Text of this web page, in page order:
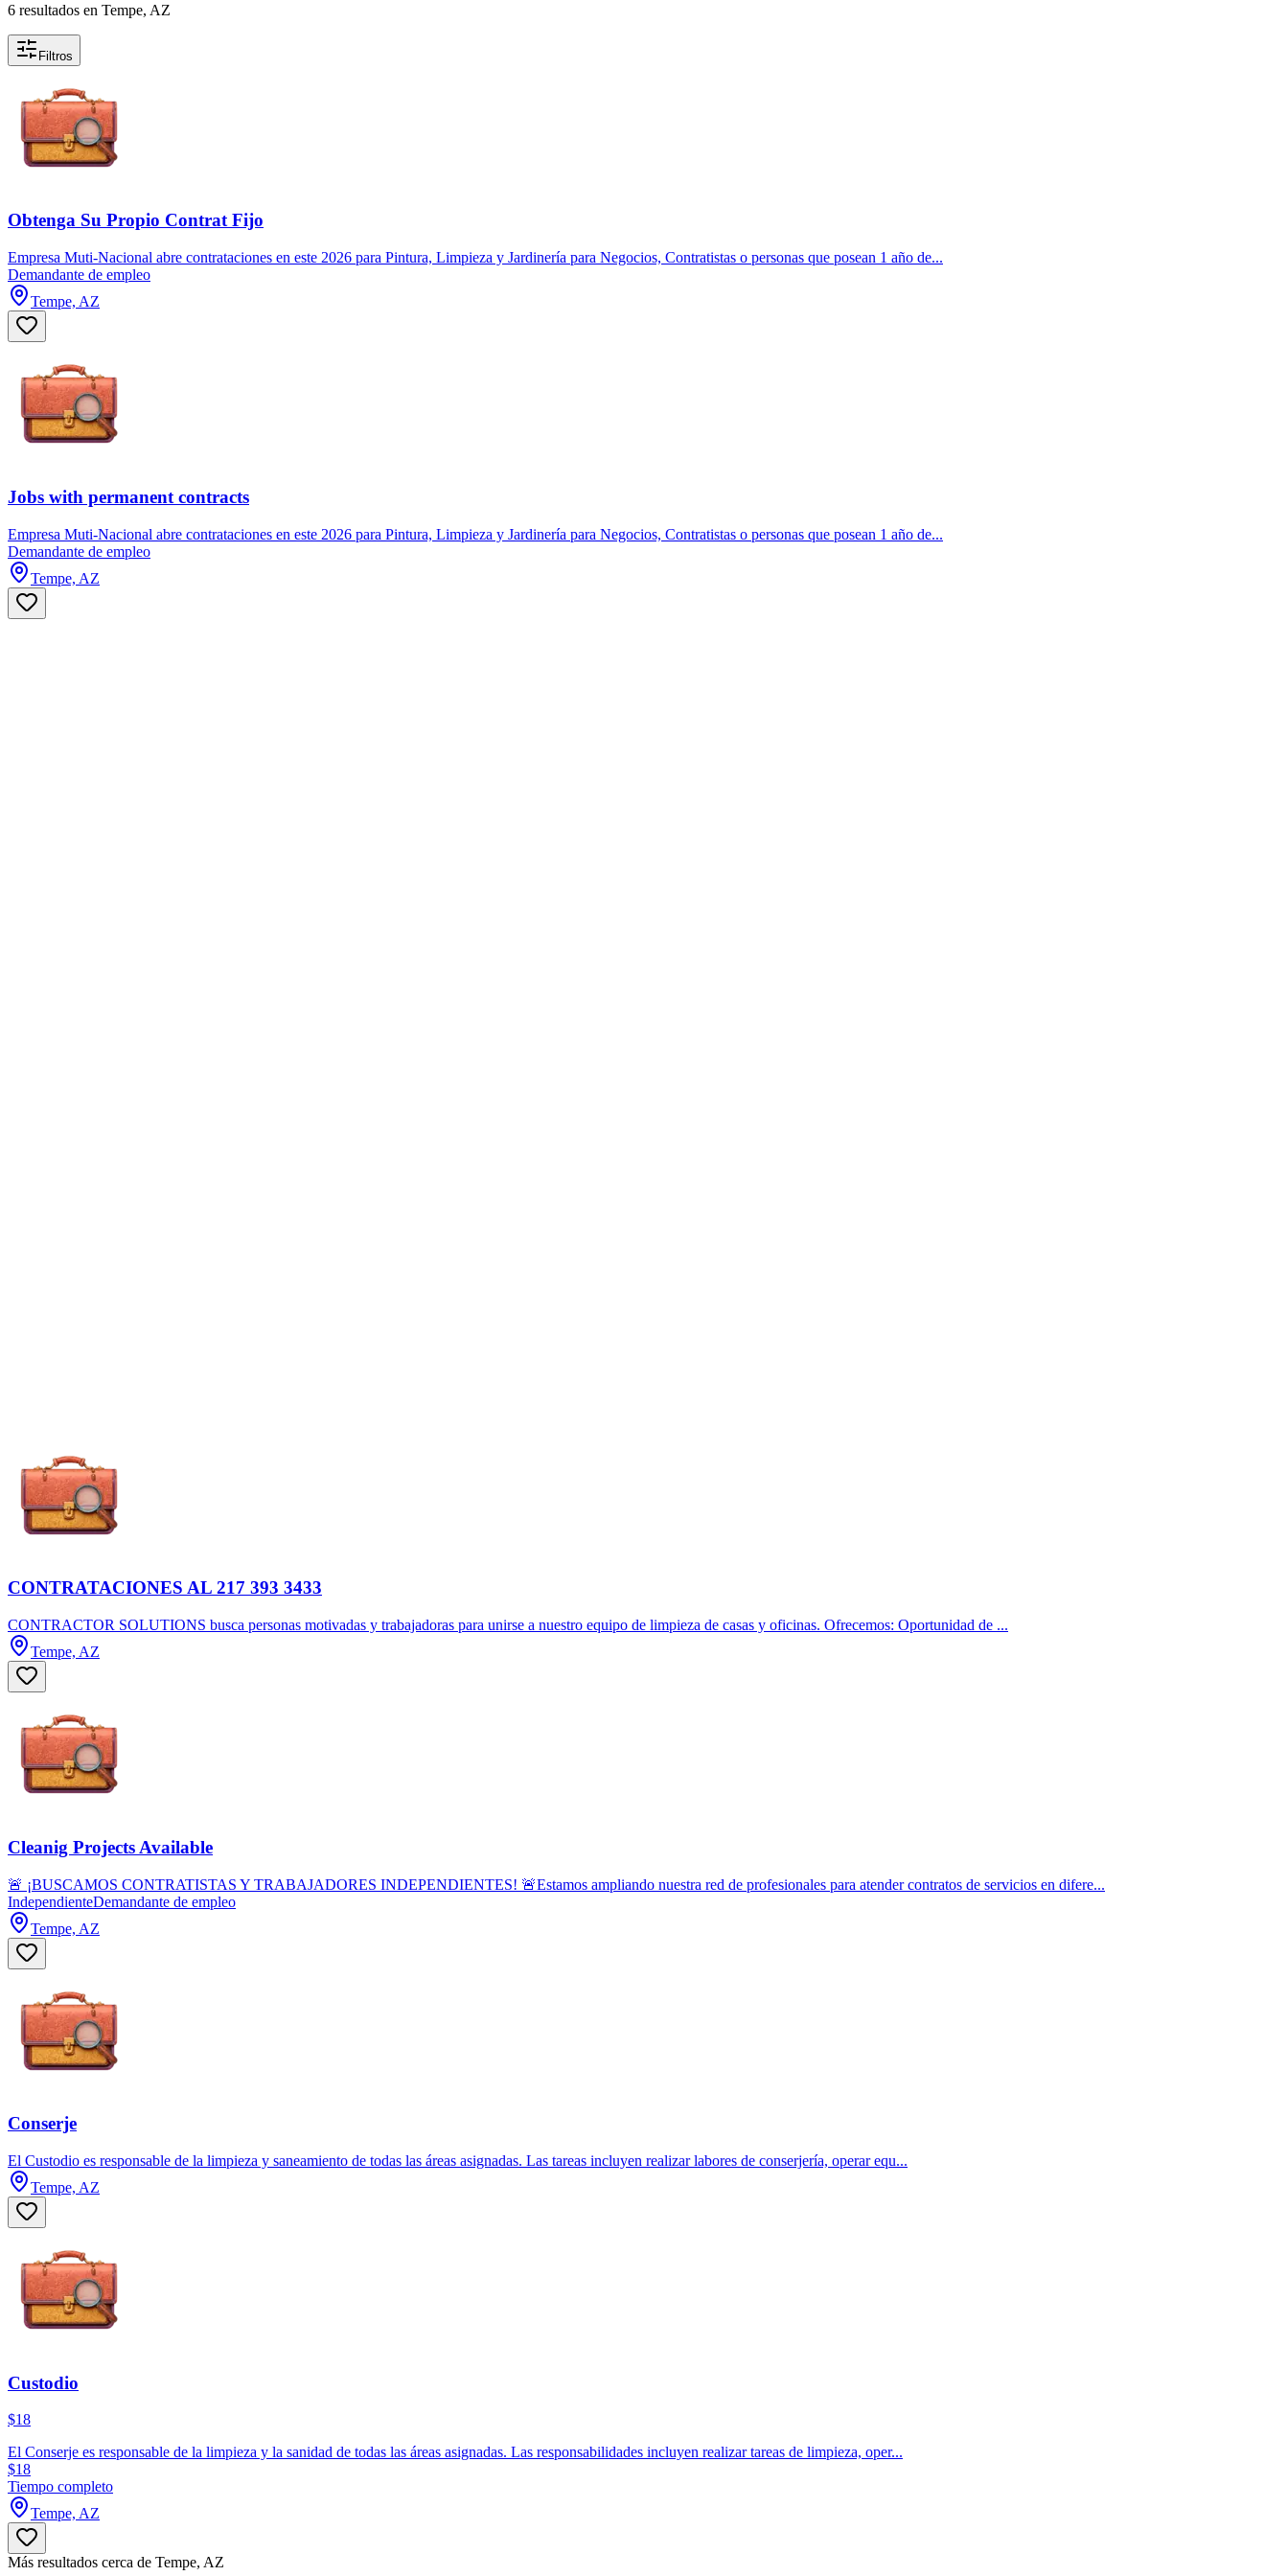
6 resultados en Tempe, AZ
Filtros
Obtenga Su Propio Contrat Fijo
Empresa Muti-Nacional abre contrataciones en este 2026 para Pintura, Limpieza y Jardinería para Negocios, Contratistas o personas que posean 1 año de...
Demandante de empleo
Tempe, AZ
Jobs with permanent contracts
Empresa Muti-Nacional abre contrataciones en este 2026 para Pintura, Limpieza y Jardinería para Negocios, Contratistas o personas que posean 1 año de...
Demandante de empleo
Tempe, AZ
CONTRATACIONES AL 217 393 3433
CONTRACTOR SOLUTIONS busca personas motivadas y trabajadoras para unirse a nuestro equipo de limpieza de casas y oficinas. Ofrecemos: Oportunidad de ...
Tempe, AZ
Cleanig Projects Available
🚨 ¡BUSCAMOS CONTRATISTAS Y TRABAJADORES INDEPENDIENTES! 🚨Estamos ampliando nuestra red de profesionales para atender contratos de servicios en difere...
IndependienteDemandante de empleo
Tempe, AZ
Conserje
El Custodio es responsable de la limpieza y saneamiento de todas las áreas asignadas. Las tareas incluyen realizar labores de conserjería, operar equ...
Tempe, AZ
Custodio
$18
El Conserje es responsable de la limpieza y la sanidad de todas las áreas asignadas. Las responsabilidades incluyen realizar tareas de limpieza, oper...
$18
Tiempo completo
Tempe, AZ
Más resultados cerca de Tempe, AZ